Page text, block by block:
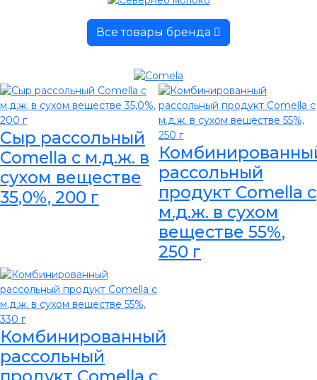
Все товары бренда
Сыр рассольный
Comella с м.д.ж. в
сухом веществе
35,0%, 200 г
рассольный
продукт Comella с
м.д.ж. в сухом
веществе 55%,
250 г
Комбинированный
рассольный